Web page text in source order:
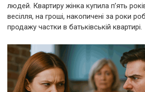
людей. Квартиру жінка купила п’ять
весілля, на гроші, накопичені за роки
продажу частки в батьківській квартирі.